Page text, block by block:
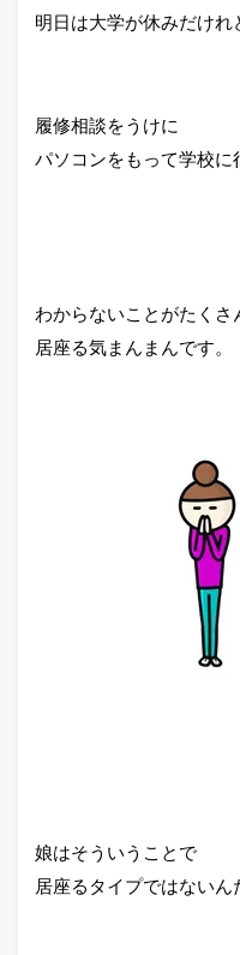
明日は大学が休みだけれ
履修相談をうけに
パソコンをもって学校に
わからないことがたくさ
居座る気まんまんです。
娘はそういうことで
居座るタイプではないん